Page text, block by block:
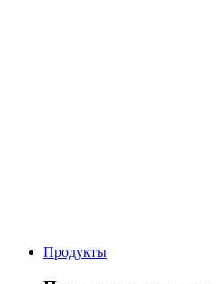
Продукты